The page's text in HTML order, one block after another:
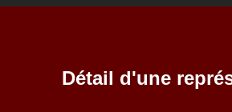
Détail d'une